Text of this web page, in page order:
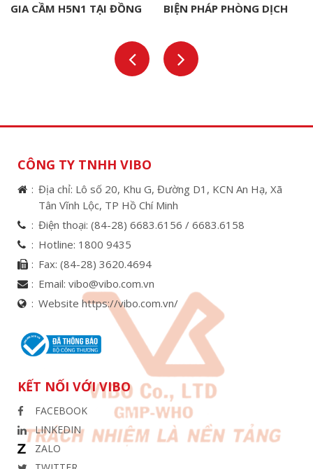
GIA CẦM H5N1 TẠI ĐỒNG
BIỆN PHÁP PHÒNG DỊCH
CÔNG TY TNHH VIBO
Địa chỉ: Lô số 20, Khu G, Đường D1, KCN An Hạ, Xã
Tân Vĩnh Lộc, TP Hồ Chí Minh
Điện thoại: (84-28) 6683.6156 / 6683.6158
Hotline: 1800 9435
Fax: (84-28) 3620.4694
Email: vibo@vibo.com.vn
Website https://vibo.com.vn/
KẾT NỐI VỚI VIBO
FACEBOOK
LINKEDIN
ZALO